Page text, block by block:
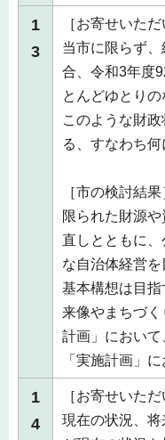
1
3
［お寄せいただ
当市に限らず
合、令和3年度
とんどゆとりの
このような財
る、すなわち
［市の検討結果
限られた財源
直しとともに
な自治体経営
基本構想は目
来像やまちづ
計画」におい
「実施計画」
1
4
［お寄せいただ
現在の状況、